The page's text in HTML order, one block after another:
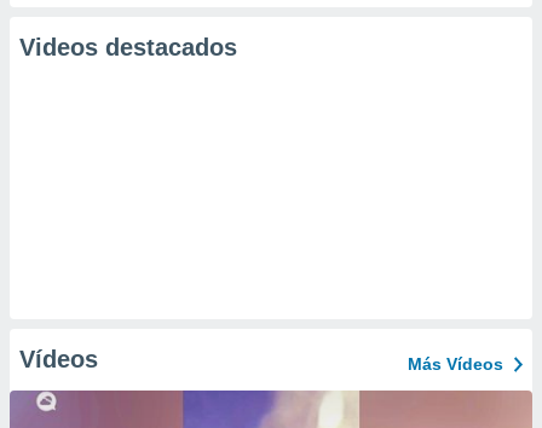
Videos destacados
Vídeos Más Vídeos